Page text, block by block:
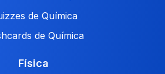
de Química
de Química
Física